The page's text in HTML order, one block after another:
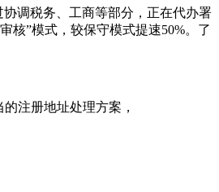
调税务、工商等部分，正在代办署
核”模式，较保守模式提速50%。了
注册地址处理方案，